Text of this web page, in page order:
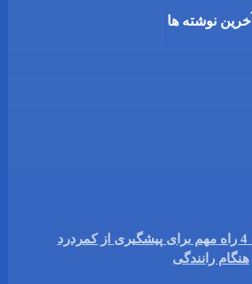
آخرین نوشته ها
کمردرد در رانندگی + 4 راه مهم برای پیشگیری از کمردرد
هنگام رانندگی